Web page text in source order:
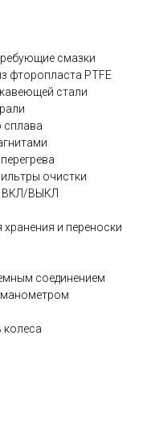
смазки
фторопласта PTFE
стали
сплава
очистки
ВКЛ/ВЫКЛ
и переноски
соединением
манометром
колеса